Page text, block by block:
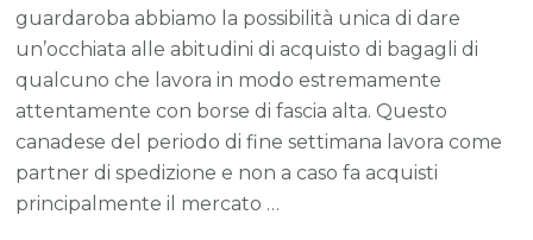
guardaroba abbiamo la possibilità unica di dare
un’occhiata alle abitudini di acquisto di bagagli di
qualcuno che lavora in modo estremamente
attentamente con borse di fascia alta. Questo
canadese del periodo di fine settimana lavora come
partner di spedizione e non a caso fa acquisti
principalmente il mercato …